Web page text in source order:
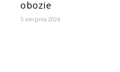
obozie
5 sierpnia 2026